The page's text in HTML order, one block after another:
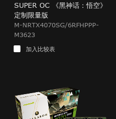
SUPER OC 《黑神话：悟空》
定制限量版
M-NRTX4070SG/6RFHPPP-
M3623
加入比较表